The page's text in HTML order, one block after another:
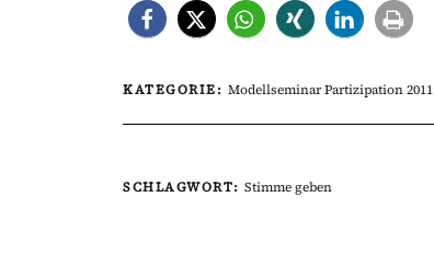
KATEGORIE: Modellseminar Partizipation 2011
SCHLAGWORT: Stimme geben